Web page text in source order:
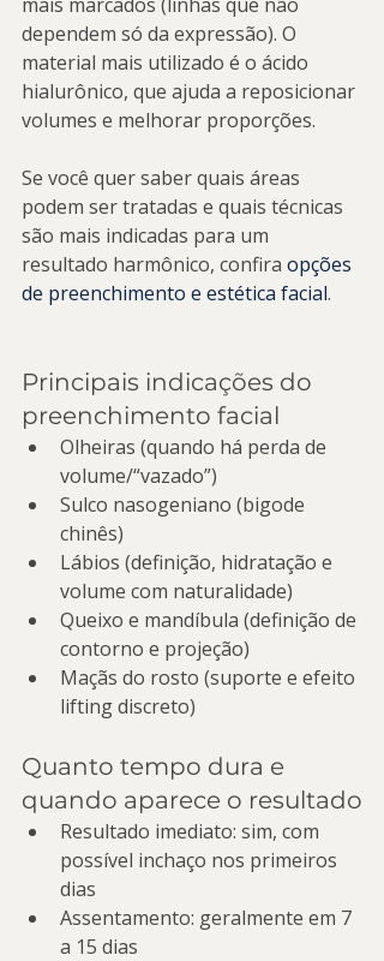
dependem só da expressão). O
material mais utilizado é o ácido
hialurônico, que ajuda a reposicionar
volumes e melhorar proporções.
Se você quer saber quais áreas
podem ser tratadas e quais técnicas
são mais indicadas para um
resultado harmônico, confira opções
de preenchimento e estética facial.
Principais indicações do
preenchimento facial
Olheiras (quando há perda de
volume/“vazado”)
Sulco nasogeniano (bigode
chinês)
Lábios (definição, hidratação e
volume com naturalidade)
Queixo e mandíbula (definição de
contorno e projeção)
Maçãs do rosto (suporte e efeito
lifting discreto)
Quanto tempo dura e
quando aparece o resultado
Resultado imediato: sim, com
possível inchaço nos primeiros
dias
Assentamento: geralmente em 7
a 15 dias